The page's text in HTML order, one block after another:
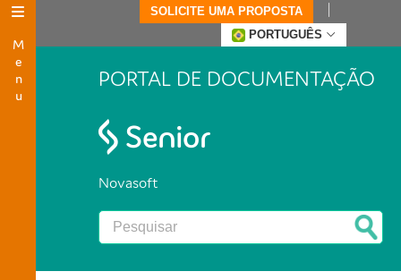
Menu
SOLICITE UMA PROPOSTA
PORTUGUÊS
PORTAL DE DOCUMENTAÇÃO
Novasoft